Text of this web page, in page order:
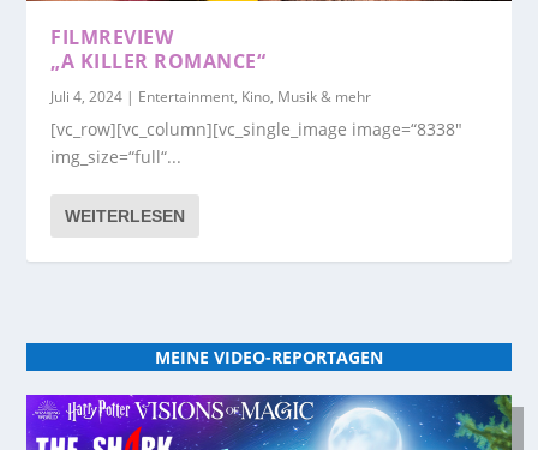
FILMREVIEW
„A KILLER ROMANCE“
Juli 4, 2024 | Entertainment, Kino, Musik & mehr
[vc_row][vc_column][vc_single_image image=“8338″
img_size=“full“...
WEITERLESEN
MEINE VIDEO-REPORTAGEN